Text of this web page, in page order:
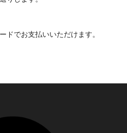
ドでお支払いいただけます。